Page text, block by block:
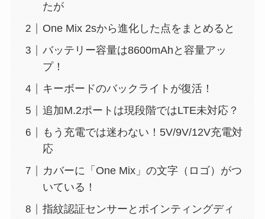
たが
One Mix 2sから進化した点をまとめると
バッテリー容量は8600mAhと容量アッ
プ！
キーボードのバックライトが復活！
追加M.2ポートは現段階ではLTE未対応？
もう充電では迷わない！5V/9V/12V充電対
応
カバーに「One Mix」の文字（ロゴ）がつ
いている！
指紋認証センサーとポインティングディ